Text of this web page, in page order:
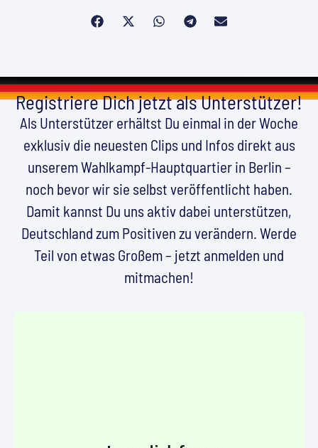
Registriere Dich jetzt als Unterstützer!
Als Unterstützer erhältst Du einmal in der Woche
exklusiv die neuesten Clips und Infos direkt aus
unserem Wahlkampf-Hauptquartier in Berlin –
noch bevor wir sie selbst veröffentlicht haben.
Damit kannst Du uns aktiv dabei unterstützen,
Deutschland zum Positiven zu verändern. Werde
Teil von etwas Großem – jetzt anmelden und
mitmachen!